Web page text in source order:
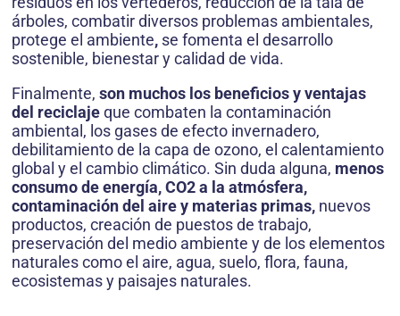
árboles, combatir diversos problemas ambientales,
protege el ambiente, se fomenta el desarrollo
sostenible, bienestar y calidad de vida.
Finalmente, son muchos los beneficios y ventajas
del reciclajeque combaten la contaminación
ambiental, los gases de efecto invernadero,
debilitamiento de la capa de ozono, el calentamiento
global y el cambio climático. Sin duda alguna, menos
consumo de energía, CO2 a la atmósfera,
contaminación del aire y materias primas, nuevos
productos, creación de puestos de trabajo,
preservación del medio ambiente y de los elementos
naturales como el aire, agua, suelo, flora, fauna,
ecosistemas y paisajes naturales.